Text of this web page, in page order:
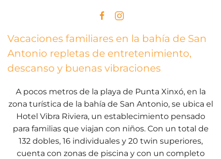
Vacaciones familiares en la bahía de San
Antonio repletas de entretenimiento,
descanso y buenas vibraciones
A pocos metros de la playa de Punta Xinxó, en la
zona turística de la bahía de San Antonio, se ubica el
Hotel Vibra Riviera, un establecimiento pensado
para familias que viajan con niños. Con un total de
132 dobles, 16 individuales y 20 twin superiores,
cuenta con zonas de piscina y con un completo